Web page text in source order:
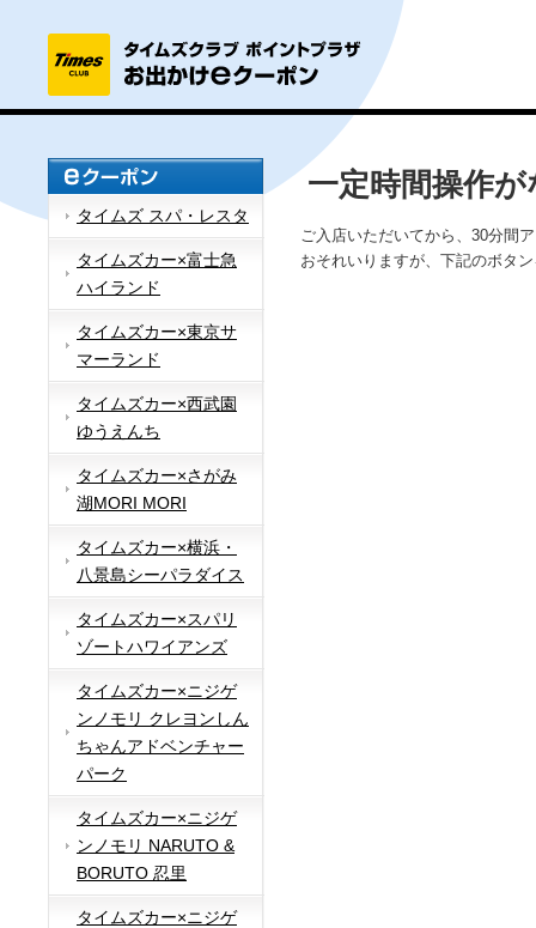
タイムズ スパ・レスタ
タイムズカー×富士急
ハイランド
タイムズカー×東京サ
マーランド
タイムズカー×西武園
ゆうえんち
タイムズカー×さがみ
湖MORI MORI
タイムズカー×横浜・
八景島シーパラダイス
タイムズカー×スパリ
ゾートハワイアンズ
タイムズカー×ニジゲ
ンノモリ クレヨンしん
ちゃんアドベンチャー
パーク
タイムズカー×ニジゲ
ンノモリ NARUTO &
BORUTO 忍里
タイムズカー×ニジゲ
一定時間操作
ご入店いただいてから、30分間
おそれいりますが、下記のボタ